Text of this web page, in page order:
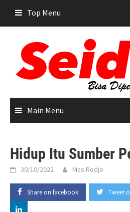
content
Top Menu
Main Menu
Hidup Itu Sumber
30/10/2022 Mas Redjo
Share on facebook Tweet